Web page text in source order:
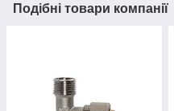
Подібні товари компанії